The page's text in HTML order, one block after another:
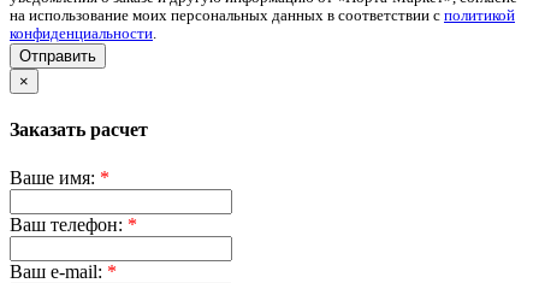
на использование моих персональных данных в соответствии с политикой
конфиденциальности.
Отправить
×
Заказать расчет
Ваше имя: *
Ваш телефон: *
Ваш e-mail: *